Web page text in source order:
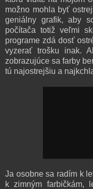
možno mohla byť
geniálny grafik, aby
počítača totiž veľmi
programe zdá dosť
vyzerať trošku inak.
zobrazujúce sa farby
tú najostrejšiu a
Ja osobne sa radím k
k zimným farbičkám,